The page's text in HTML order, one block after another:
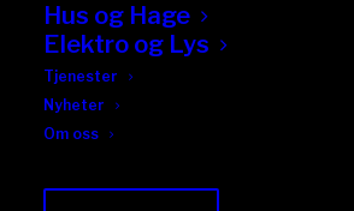
Hus og Hage
Elektro og Lys
Tjenester
Nyheter
Om oss